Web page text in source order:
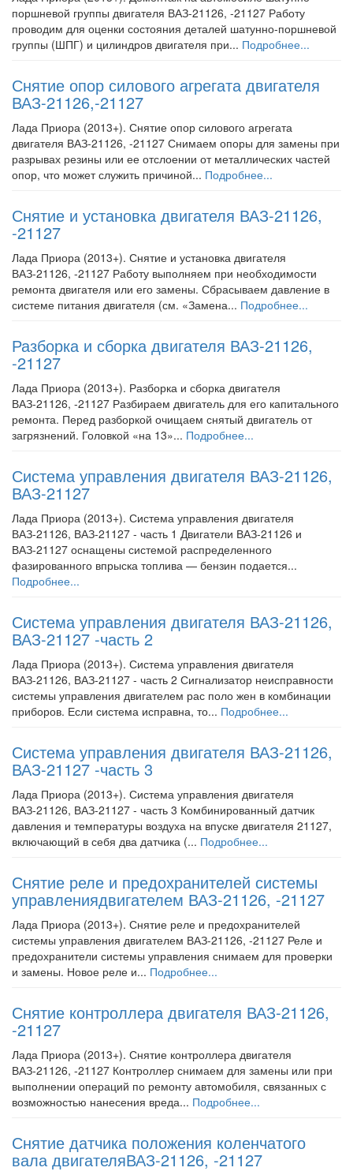
поршневой группы двигателя ВАЗ-21126, -21127 Работу
проводим для оценки состояния деталей шатунно-поршневой
группы (ШПГ) и цилиндров двигателя при... Подробнее...
Снятие опор силового агрегата двигателя
ВАЗ-21126,-21127
Лада Приора (2013+). Снятие опор силового агрегата
двигателя ВАЗ-21126, -21127 Снимаем опоры для замены при
разрывах резины или ее отслоении от металлических частей
опор, что может служить причиной... Подробнее...
Снятие и установка двигателя ВАЗ-21126,
-21127
Лада Приора (2013+). Снятие и установка двигателя
ВАЗ-21126, -21127 Работу выполняем при необходимости
ремонта двигателя или его замены. Сбрасываем давление в
системе питания двигателя (см. «Замена... Подробнее...
Разборка и сборка двигателя ВАЗ-21126,
-21127
Лада Приора (2013+). Разборка и сборка двигателя
ВАЗ-21126, -21127 Разбираем двигатель для его капитального
ремонта. Перед разборкой очищаем снятый двигатель от
загрязнений. Головкой «на 13»... Подробнее...
Система управления двигателя ВАЗ-21126,
ВАЗ-21127
Лада Приора (2013+). Система управления двигателя
ВАЗ-21126, ВАЗ-21127 - часть 1 Двигатели ВАЗ-21126 и
ВАЗ-21127 оснащены системой распределенного
фазированного впрыска топлива — бензин подается...
Подробнее...
Система управления двигателя ВАЗ-21126,
ВАЗ-21127 -часть 2
Лада Приора (2013+). Система управления двигателя
ВАЗ-21126, ВАЗ-21127 - часть 2 Сигнализатор неисправности
системы управления двигателем рас поло жен в комбинации
приборов. Если система исправна, то... Подробнее...
Система управления двигателя ВАЗ-21126,
ВАЗ-21127 -часть 3
Лада Приора (2013+). Система управления двигателя
ВАЗ-21126, ВАЗ-21127 - часть 3 Комбинированный датчик
давления и температуры воздуха на впуске двигателя 21127,
включающий в себя два датчика (... Подробнее...
Снятие реле и предохранителей системы
управлениядвигателем ВАЗ-21126, -21127
Лада Приора (2013+). Снятие реле и предохранителей
системы управления двигателем ВАЗ-21126, -21127 Реле и
предохранители системы управления снимаем для проверки
и замены. Новое реле и... Подробнее...
Снятие контроллера двигателя ВАЗ-21126,
-21127
Лада Приора (2013+). Снятие контроллера двигателя
ВАЗ-21126, -21127 Контроллер снимаем для замены или при
выполнении операций по ремонту автомобиля, связанных с
возможностью нанесения вреда... Подробнее...
Снятие датчика положения коленчатого
вала двигателяВАЗ-21126, -21127